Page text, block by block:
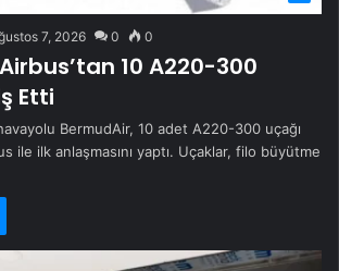
7, 2026 0 0
10 A220-300
Etti
BermudAir, 10 adet A220-300 uçağı
ile ilk anlaşmasını yaptı. Uçaklar, filo büyütme